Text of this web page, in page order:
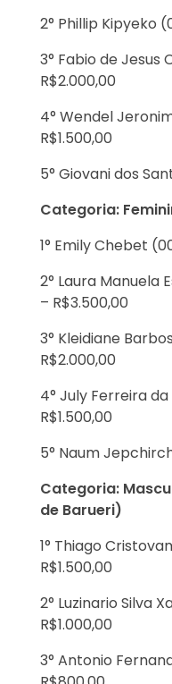
2° Phillip Kipyeko
3° Fabio de Jesus
R$2.000,00
4° Wendel
R$1.500,00
5° Giovani dos
Categoria:
1° Emily Chebet
2° Laura Manuela
– R$3.500,00
3° Kleidiane
R$2.000,00
4° July Ferreira
R$1.500,00
5° Naum
Categoria:
de Barueri)
1° Thiago
R$1.500,00
2° Luzinario Silva
R$1.000,00
3° Antonio